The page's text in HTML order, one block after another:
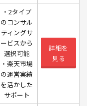
・2タイプ
のコンサル
ティングサ
ービスから
選択可能
・楽天市場
の運営実績
を活かした
サポート
詳細を
見る